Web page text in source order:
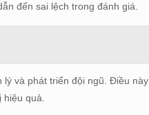
đến sai lệch trong đánh giá.
và phát triển đội ngũ. Điều này
quả.